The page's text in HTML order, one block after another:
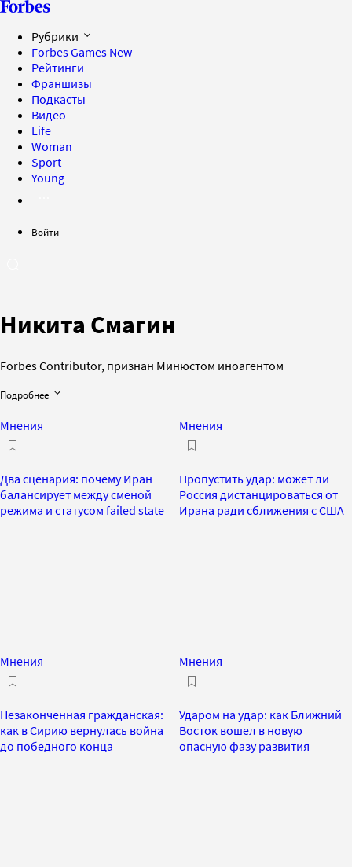
Рубрики
Forbes Games New
Рейтинги
Франшизы
Подкасты
Видео
Life
Woman
Sport
Young
Войти
Никита Смагин
Forbes Contributor, признан Минюстом иноагентом
Подробнее
Мнения
Два сценария: почему Иран
балансирует между сменой
режима и статусом failed state
Мнения
Пропустить удар: может ли
Россия дистанцироваться от
Ирана ради сближения с США
Мнения
Незаконченная гражданская:
как в Сирию вернулась война
до победного конца
Мнения
Ударом на удар: как Ближний
Восток вошел в новую
опасную фазу развития